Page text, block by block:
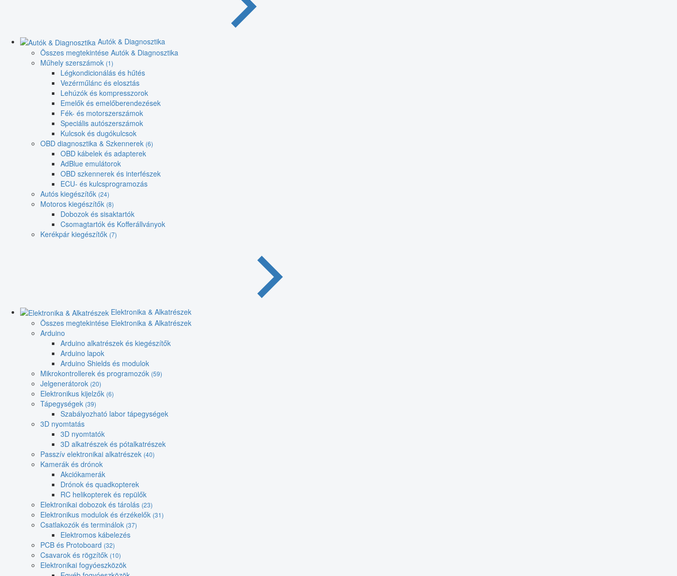
Autók & Diagnosztika
Összes megtekintése Autók & Diagnosztika
Műhely szerszámok (1)
Légkondicionálás és hűtés
Vezérműlánc és elosztás
Lehúzók és kompresszorok
Emelők és emelőberendezések
Fék- és motorszerszámok
Speciális autószerszámok
Kulcsok és dugókulcsok
OBD diagnosztika & Szkennerek (6)
OBD kábelek és adapterek
AdBlue emulátorok
OBD szkennerek és interfészek
ECU- és kulcsprogramozás
Autós kiegészítők (24)
Motoros kiegészítők (8)
Dobozok és sisaktartók
Csomagtartók és Kofferállványok
Kerékpár kiegészítők (7)
Elektronika & Alkatrészek
Összes megtekintése Elektronika & Alkatrészek
Arduino
Arduino alkatrészek és kiegészítők
Arduino lapok
Arduino Shields és modulok
Mikrokontrollerek és programozók (59)
Jelgenerátorok (20)
Elektronikus kijelzők (6)
Tápegységek (39)
Szabályozható labor tápegységek
3D nyomtatás
3D nyomtatók
3D alkatrészek és pótalkatrészek
Passzív elektronikai alkatrészek (40)
Kamerák és drónok
Akciókamerák
Drónok és quadkopterek
RC helikopterek és repülők
Elektronikai dobozok és tárolás (23)
Elektronikus modulok és érzékelők (31)
Csatlakozók és terminálok (37)
Elektromos kábelezés
PCB és Protoboard (32)
Csavarok és rögzítők (10)
Elektronikai fogyóeszközök